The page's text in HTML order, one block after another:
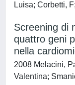
Luisa; Corbetti,
Screening di
quattro geni
nella
2008 Melacini,
Valentina;